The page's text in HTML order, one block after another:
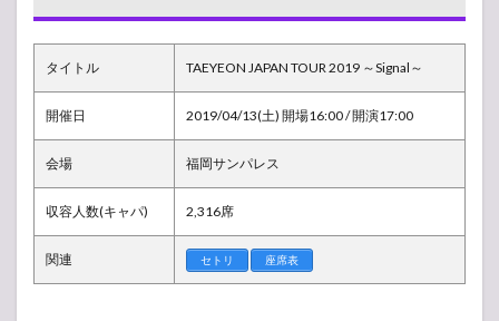
2019
福岡
サン
1.1
開演
1.2
タイトル TAEYEON JAPAN TOUR 2019 ～Signal～
開催日 2019/04/13(土) 開場16:00 / 開演17:00
会場 福岡サンパレス
収容人数(キャパ) 2,316席
関連 セトリ 座席表